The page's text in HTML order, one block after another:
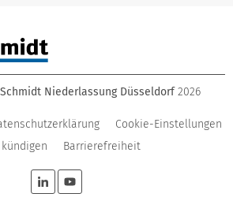
Niederlassung Düsseldorf 2026
Cookie-Einstellungen
Barrierefreiheit